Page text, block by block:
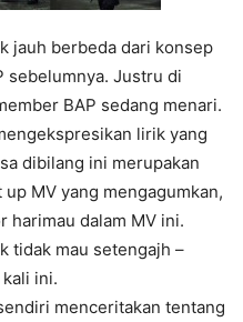
jauh berbeda dari konsep
sebelumnya. Justru di
BAP sedang menari.
lirik yang
dibilang ini merupakan
MV yang mengagumkan,
harimau dalam MV ini.
tidak mau setengajh –
ini.
menceritakan tentang